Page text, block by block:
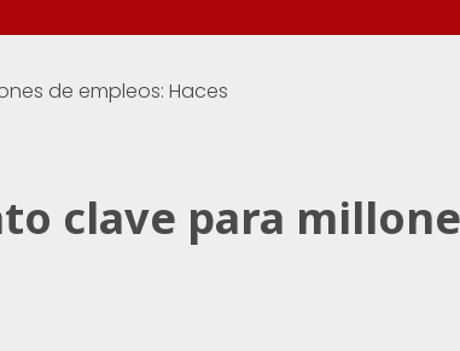
de empleos: Haces
clave para